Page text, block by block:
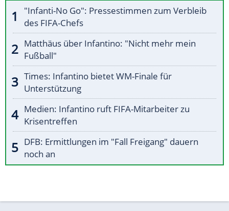
"Infanti-No Go": Pressestimmen zum Verbleib
des FIFA-Chefs
Matthäus über Infantino: "Nicht mehr mein
Fußball"
Times: Infantino bietet WM-Finale für
Unterstützung
Medien: Infantino ruft FIFA-Mitarbeiter zu
Krisentreffen
DFB: Ermittlungen im "Fall Freigang" dauern
noch an